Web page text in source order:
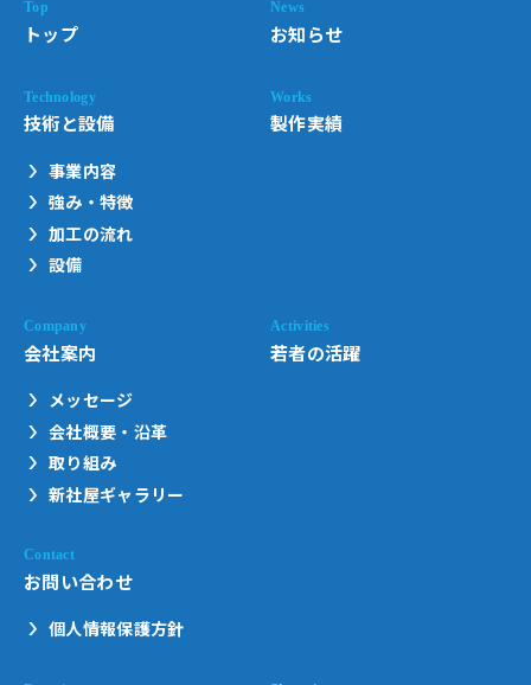
トップ お知らせ
技術と設備
事業内容
強み・特徴
加工の流れ
設備
製作実績
会社案内
メッセージ
会社概要・沿革
取り組み
新社屋ギャラリー
若者の活躍
お問い合わせ
個人情報保護方針